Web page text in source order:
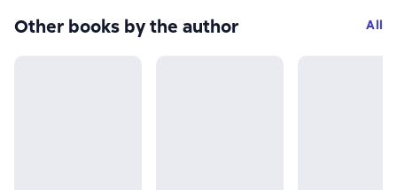
Other books by the author All